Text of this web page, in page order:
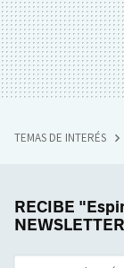
TEMAS DE INTERÉS
RECIBE